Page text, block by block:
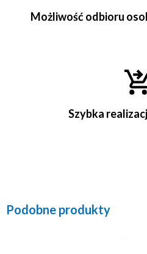
Możliwość odbioru
Szybka
Podobne produkty